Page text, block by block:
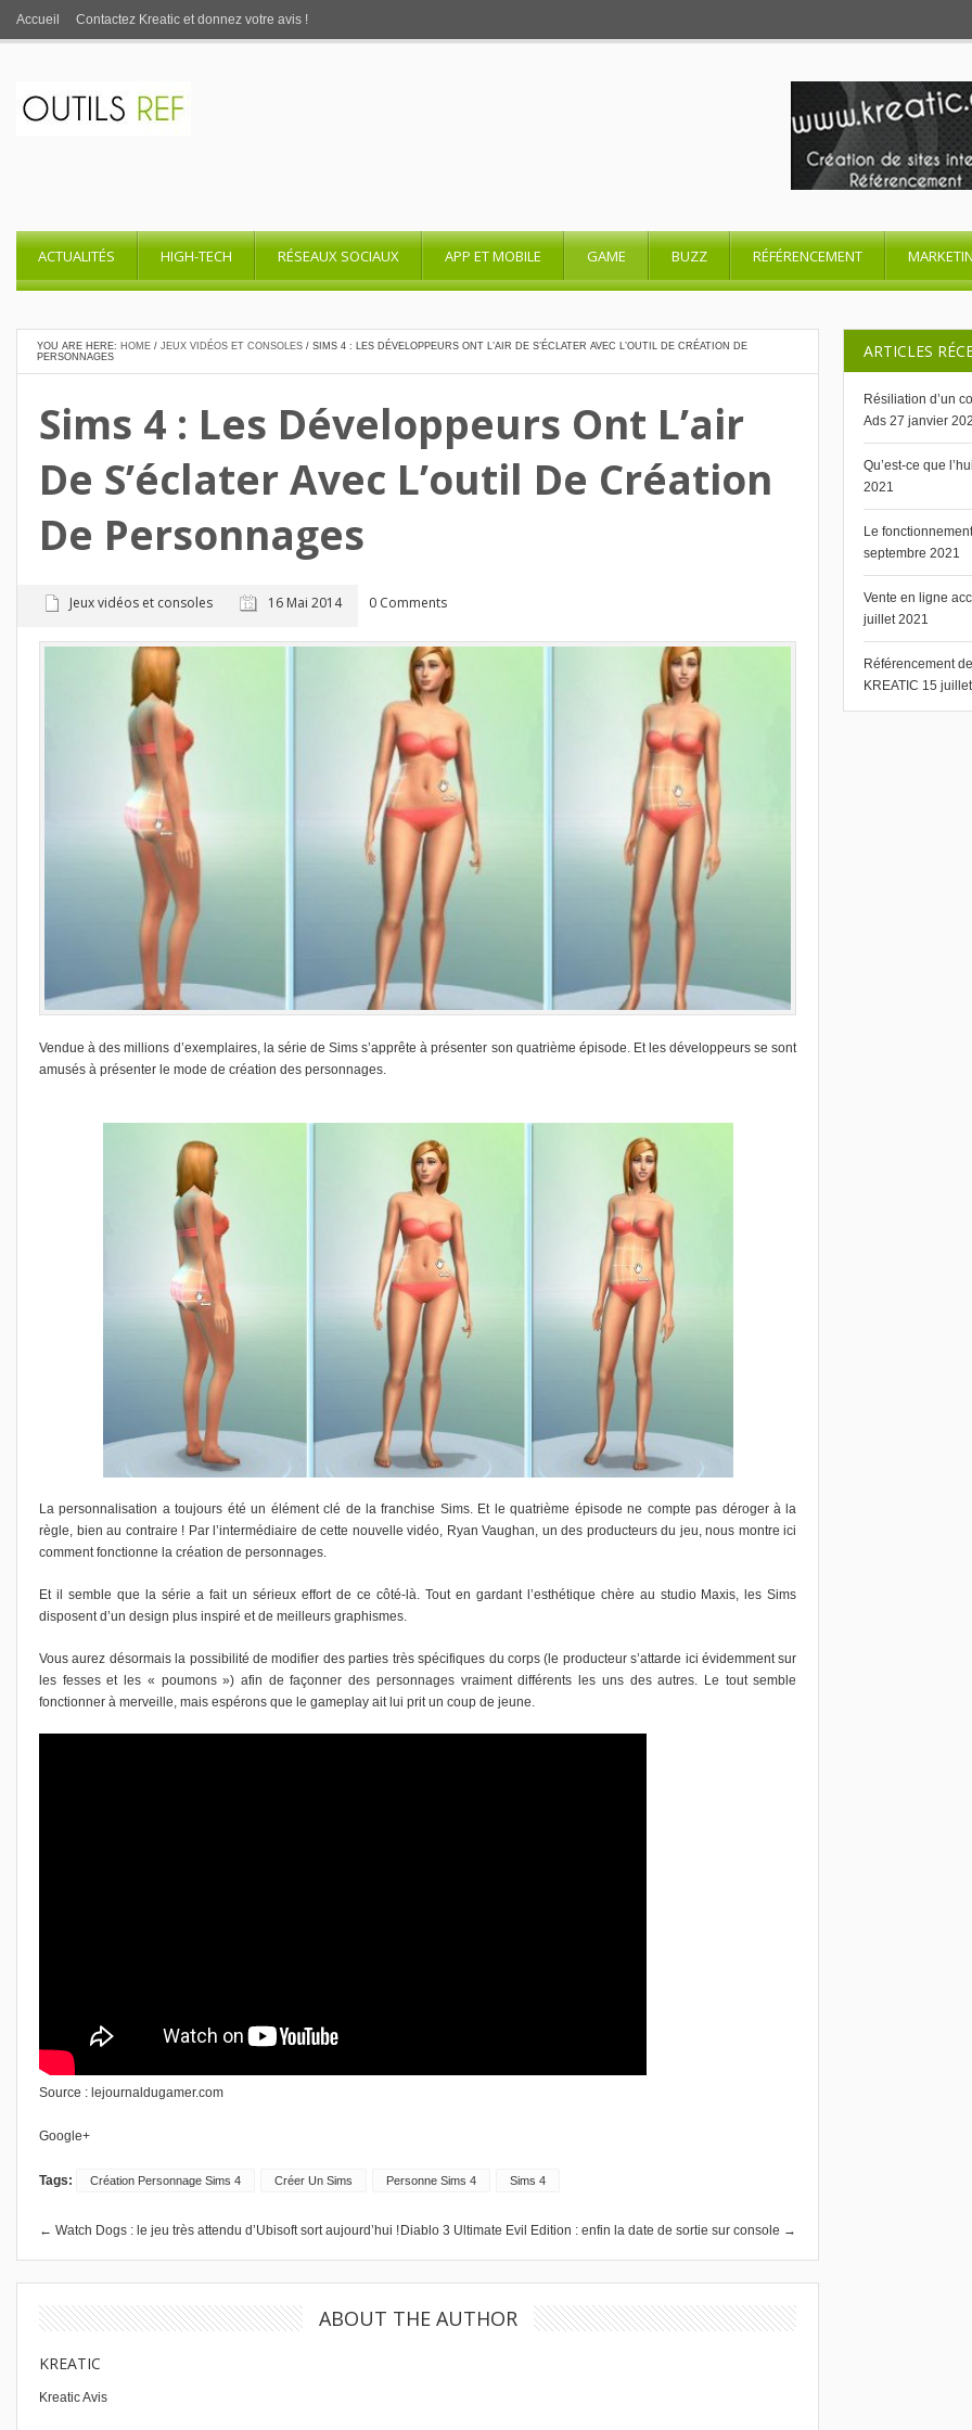
Accueil Contactez Kreatic et donnez votre avis !
ACTUALITÉS HIGH-TECH RÉSEAUX SOCIAUX APP ET MOBILE GAME BUZZ RÉFÉRENCEMENT
ARTICLES
Résiliation d’un
Ads 27 janvier
Qu’est-ce que
2021
Le
septembre 2021
Vente en ligne
juillet 2021
Référencement
KREATIC 15
YOU ARE HERE: HOME / JEUX VIDÉOS ET CONSOLES / SIMS 4 : LES DÉVELOPPEURS ONT L’AIR DE S’ÉCLATER AVEC L’OUTIL DE CRÉATION DE
PERSONNAGES
Sims 4 : Les Développeurs Ont L’air
De S’éclater Avec L’outil De Création
De Personnages
Jeux vidéos et consoles 16 Mai 2014 0 Comments
Vendue à des millions d’exemplaires, la série de Sims s’apprête à présenter son quatrième épisode. Et les développeurs se sont
amusés à présenter le mode de création des personnages.
La personnalisation a toujours été un élément clé de la franchise Sims. Et le quatrième épisode ne compte pas déroger à la
règle, bien au contraire ! Par l’intermédiaire de cette nouvelle vidéo, Ryan Vaughan, un des producteurs du jeu, nous montre ici
comment fonctionne la création de personnages.
Et il semble que la série a fait un sérieux effort de ce côté-là. Tout en gardant l’esthétique chère au studio Maxis, les Sims
disposent d’un design plus inspiré et de meilleurs graphismes.
Vous aurez désormais la possibilité de modifier des parties très spécifiques du corps (le producteur s’attarde ici évidemment sur
les fesses et les « poumons ») afin de façonner des personnages vraiment différents les uns des autres. Le tout semble
fonctionner à merveille, mais espérons que le gameplay ait lui prit un coup de jeune.
Source : lejournaldugamer.com
Google+
Tags: Création Personnage Sims 4 Créer Un Sims Personne Sims 4 Sims 4
← Watch Dogs : le jeu très attendu d’Ubisoft sort aujourd’hui !Diablo 3 Ultimate Evil Edition : enfin la date de sortie sur console →
ABOUT THE AUTHOR
KREATIC
Kreatic Avis